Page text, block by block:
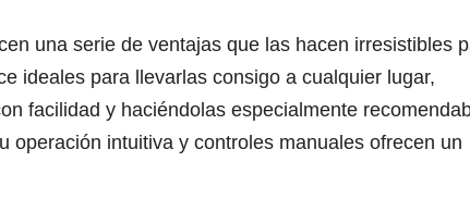
una serie de ventajas que las hacen irresistibles
ideales para llevarlas consigo a cualquier lugar,
facilidad y haciéndolas especialmente
operación intuitiva y controles manuales ofrecen un